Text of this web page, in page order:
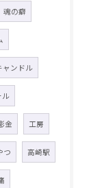
魂の癖
ャンドル
ル
金 工房
つ 高崎駅